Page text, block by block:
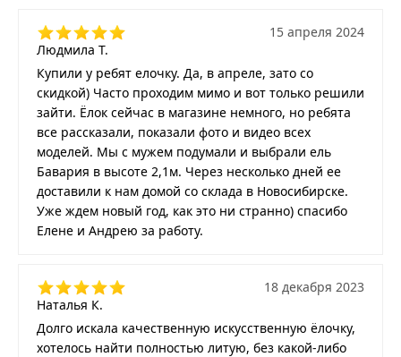
Людмила Т.
15 апреля 2024
Купили у ребят елочку. Да, в апреле, зато со
скидкой) Часто проходим мимо и вот только решили
зайти. Ёлок сейчас в магазине немного, но ребята
все рассказали, показали фото и видео всех
моделей. Мы с мужем подумали и выбрали ель
Бавария в высоте 2,1м. Через несколько дней ее
доставили к нам домой со склада в Новосибирске.
Уже ждем новый год, как это ни странно) спасибо
Елене и Андрею за работу.
Наталья К.
18 декабря 2023
Долго искала качественную искусственную ёлочку,
хотелось найти полностью литую, без какой-либо